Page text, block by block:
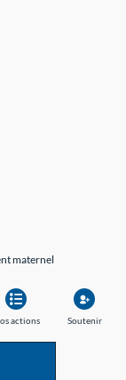
maternel
actions Soutenir